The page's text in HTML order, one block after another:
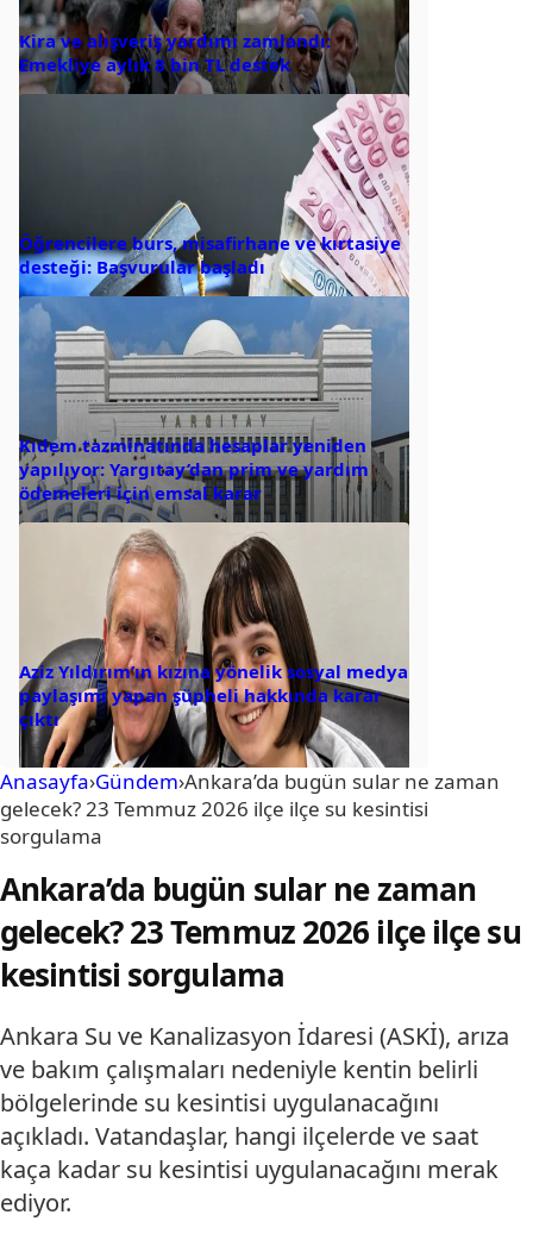
Kira ve alışveriş yardımı zamlandı:
Emekliye aylık 8 bin TL destek
Öğrencilere burs, misafirhane ve kırtasiye
desteği: Başvurular başladı
Kıdem tazminatında hesaplar yeniden
yapılıyor: Yargıtay’dan prim ve yardım
ödemeleri için emsal karar
Aziz Yıldırım’ın kızına yönelik sosyal medya
paylaşımı yapan şüpheli hakkında karar
çıktı
Anasayfa›Gündem›Ankara’da bugün sular ne zaman
gelecek? 23 Temmuz 2026 ilçe ilçe su kesintisi
sorgulama
Ankara’da bugün sular ne zaman
gelecek? 23 Temmuz 2026 ilçe ilçe su
kesintisi sorgulama
Ankara Su ve Kanalizasyon İdaresi (ASKİ), arıza
ve bakım çalışmaları nedeniyle kentin belirli
bölgelerinde su kesintisi uygulanacağını
açıkladı. Vatandaşlar, hangi ilçelerde ve saat
kaça kadar su kesintisi uygulanacağını merak
ediyor.